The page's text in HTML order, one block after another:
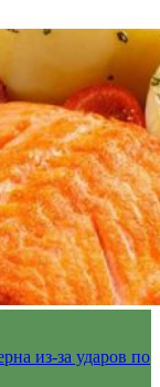
из-за ударов по